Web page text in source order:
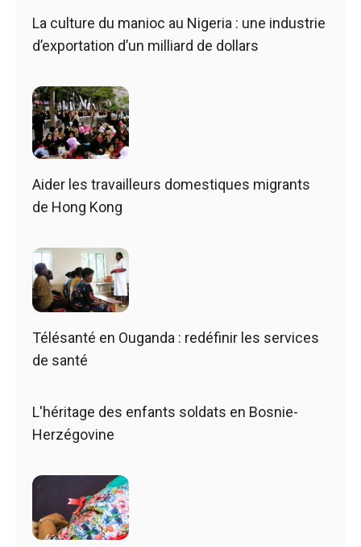
La culture du manioc au Nigeria : une industrie
d’exportation d’un milliard de dollars
Aider les travailleurs domestiques migrants
de Hong Kong
Télésanté en Ouganda : redéfinir les services
de santé
L'héritage des enfants soldats en Bosnie-
Herzégovine